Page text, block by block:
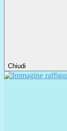
Chiudi